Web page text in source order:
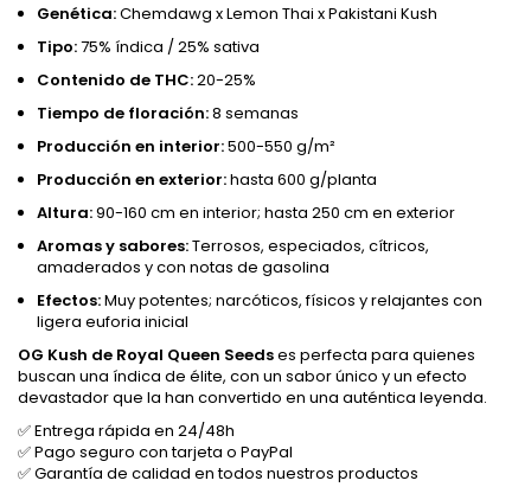
Genética:Chemdawg x Lemon Thai x Pakistani Kush
Tipo:75% índica / 25% sativa
Contenido de THC:20-25%
Tiempo de floración:8 semanas
Producción en interior:500-550 g/m²
Producción en exterior:hasta 600 g/planta
Altura:90-160 cm en interior; hasta 250 cm en exterior
Aromas y sabores:Terrosos, especiados, cítricos,
amaderados y con notas de gasolina
Efectos:Muy potentes; narcóticos, físicos y relajantes con
ligera euforia inicial
OG Kush de Royal Queen Seedses perfecta para quienes
buscan una índica de élite, con un sabor único y un efecto
devastador que la han convertido en una auténtica leyenda.
✅ Entrega rápida en 24/48h
✅ Pago seguro con tarjeta o PayPal
✅ Garantía de calidad en todos nuestros productos